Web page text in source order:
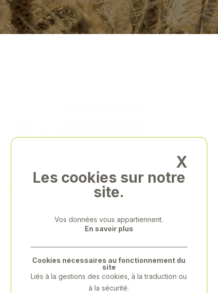
X
Les cookies sur notre
site.
Vos données vous appartiennent.
En savoir plus
Cookies nécessaires au fonctionnement du
site
Liés à la gestions des cookies, à la traduction ou
à la sécurité.